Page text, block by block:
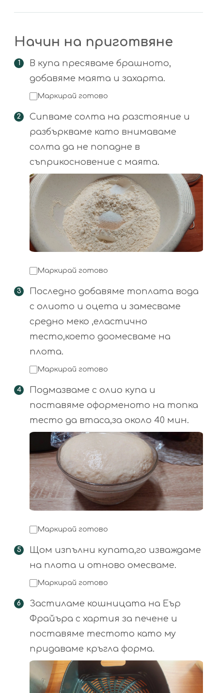
Начин на приготвяне
В купа пресяваме брашното,
добавяме маята и захарта.
Маркирай готово
Сипваме солта на разстояние и
разбъркваме като внимаваме
солта да не попадне в
съприкосновение с маята.
Маркирай готово
Последно добавяме топлата вода
с олиото и оцета и замесваме
средно меко ,еластично
тесто,което доомесваме на
плота.
Маркирай готово
Подмазваме с олио купа и
поставяме оформеното на топка
тесто да втаса,за около 40 мин.
Маркирай готово
Щом изпълни купата,го изваждаме
на плота и отново омесваме.
Маркирай готово
Застиламе кошницата на Еър
Фрайъра с хартия за печене и
поставяме тестото като му
придаваме кръгла форма.